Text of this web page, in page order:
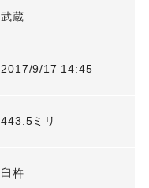
武蔵
2017/9/17 14:45
443.5ミリ
臼杵